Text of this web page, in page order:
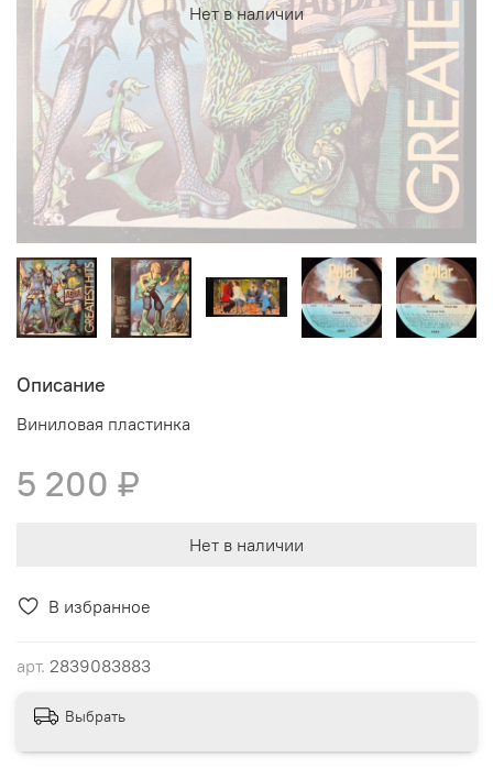
В избранное
арт. 2839083883
Нет в наличии
Описание
Виниловая пластинка
5 200 ₽
Нет в наличии
Выбрать